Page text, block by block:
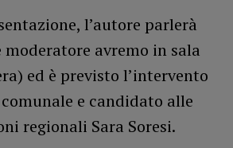
l’autore parlerà
avremo in sala
ed è previsto l’intervento
e candidato alle
regionali Sara Soresi.